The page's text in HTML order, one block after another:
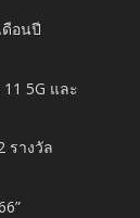
ดือนปี
5G และ
รางวัล